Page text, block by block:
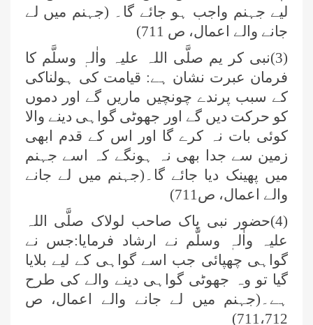
لیے جہنم واجب ہو جائے گا۔ (جہنم میں لے
جانے والے اعمال، ص 711)
(3)نبی کر یم صلَّی اللہ علیہ واٰلہٖ وسلَّم کا
فرمان عبرت نشان ہے: قیامت کی ہولناکی
کے سبب پرندے چونچیں ماریں گے اور دموں
کو حرکت دیں گے اور جھوٹی گواہی دینے والا
کوئی بات نہ کرے گا اور اس کے قدم ابھی
زمین سے جدا بھی نہ ہونگے کہ اسے جہنم
میں پھینک دیا جائے گا۔(جہنم میں لے جانے
والے اعمال، ص711)
(4)حضور نبی پاک صاحب لولاک صلَّی اللہ
علیہ واٰلہٖ وسلَّم نے ارشاد فرمایا:جس نے
گواہی چھپائی جب اسے گواہی کے لیے بلایا
گیا تو وہ جھوٹی گواہی دینے والے کی طرح
ہے۔(جہنم میں لے جانے والے اعمال، ص
711،712)